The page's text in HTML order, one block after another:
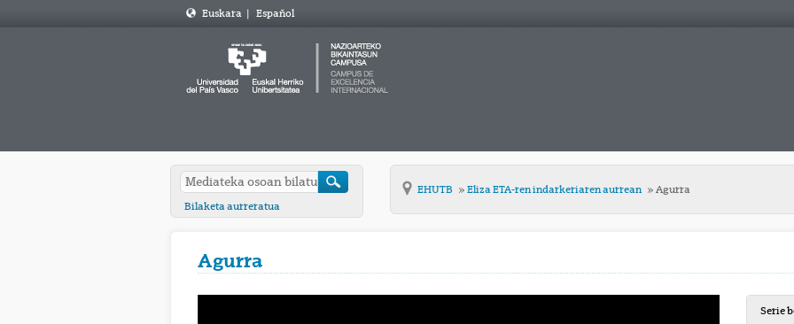
Euskara | Español
Bilaketa aurreratua
EHUTB Eliza ETA-ren indarkeriaren aurrean Agurra
Agurra
Serie